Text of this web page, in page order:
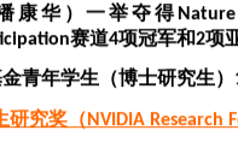
赛道4项冠军和2项
青年学生（博士研究生）
究奖（NVIDIA Research